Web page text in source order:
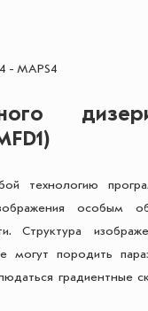
технологию
особым
Структура
могут породить
градиентные